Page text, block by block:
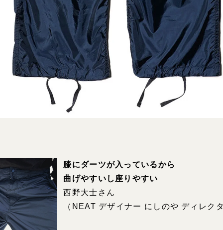
膝にダーツが入っているから
曲げやすいし座りやすい
西野大士さん
（NEAT デザイナー にしのや ディレク